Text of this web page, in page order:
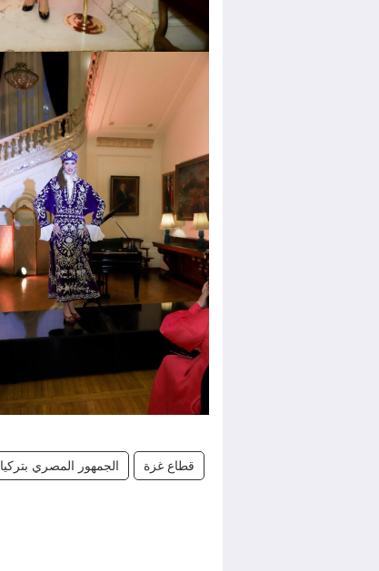
قطاع غزة الجمهور المصري بتركيا